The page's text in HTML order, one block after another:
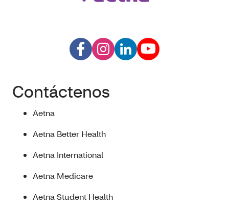
Contáctenos
Aetna
Aetna Better Health
Aetna International
Aetna Medicare
Aetna Student Health